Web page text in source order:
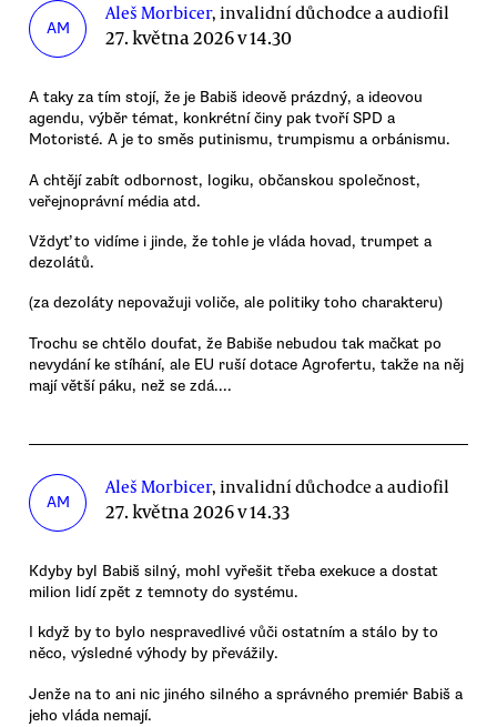
AM
Aleš Morbicer, invalidní důchodce a audiofil
27. května 2026 v 14.30
A taky za tím stojí, že je Babiš ideově prázdný, a ideovou
agendu, výběr témat, konkrétní činy pak tvoří SPD a
Motoristé. A je to směs putinismu, trumpismu a orbánismu.
A chtějí zabít odbornost, logiku, občanskou společnost,
veřejnoprávní média atd.
Vždyť to vidíme i jinde, že tohle je vláda hovad, trumpet a
dezolátů.
(za dezoláty nepovažuji voliče, ale politiky toho charakteru)
Trochu se chtělo doufat, že Babiše nebudou tak mačkat po
nevydání ke stíhání, ale EU ruší dotace Agrofertu, takže na něj
mají větší páku, než se zdá....
AM
Aleš Morbicer, invalidní důchodce a audiofil
27. května 2026 v 14.33
Kdyby byl Babiš silný, mohl vyřešit třeba exekuce a dostat
milion lidí zpět z temnoty do systému.
I když by to bylo nespravedlivé vůči ostatním a stálo by to
něco, výsledné výhody by převážily.
Jenže na to ani nic jiného silného a správného premiér Babiš a
jeho vláda nemají.